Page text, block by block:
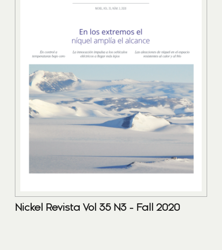
Nickel Revista Vol 35 N3 - Fall 2020